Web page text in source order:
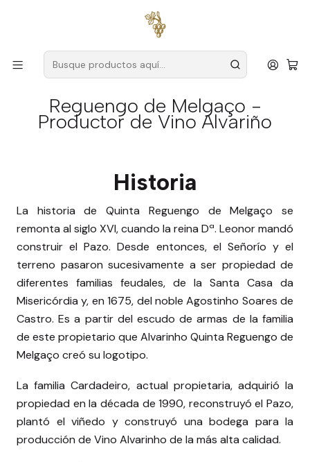
para pedidos superiores a
Blog
Reguengo de Melgaço - Productor de Vino Alvariño
Reguengo de Melgaço -
Productor de Vino Alvariño
Historia
La historia de Quinta Reguengo de Melgaço se
remonta al siglo XVI, cuando la reina Dª. Leonor mandó
construir el Pazo. Desde entonces, el Señorío y el
terreno pasaron sucesivamente a ser propiedad de
diferentes familias feudales, de la Santa Casa da
Misericórdia y, en 1675, del noble Agostinho Soares de
Castro. Es a partir del escudo de armas de la familia
de este propietario que Alvarinho Quinta Reguengo de
Melgaço creó su logotipo.
La familia Cardadeiro, actual propietaria, adquirió la
propiedad en la década de 1990, reconstruyó el Pazo,
plantó el viñedo y construyó una bodega para la
producción de Vino Alvarinho de la más alta calidad.